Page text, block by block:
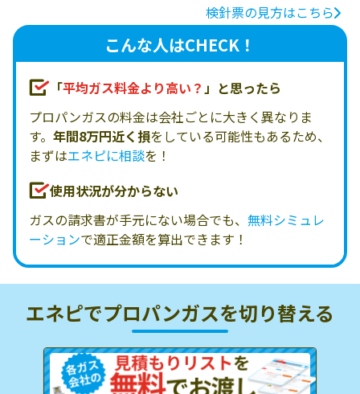
検針票の見方はこちら
こんな人はCHECK！
「平均ガス料金より高い？」と思ったら
プロパンガスの料金は会社ごとに大きく異なりま
す。 年間8万円近く損をしている可能性もあるため、
まずはエネピに相談を！
使用状況が分からない
ガスの請求書が手元にない場合でも、 無料シミュレ
ーションで適正金額を算出できます！
エネピでプロパンガスを切り替える